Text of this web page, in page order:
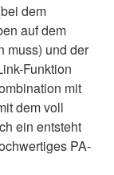
dem
auf dem
muss) und der
Funktion
mit
dem voll
ein entsteht
PA-